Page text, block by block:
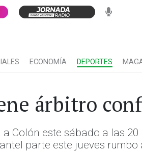
ECONOMÍA DEPORTES
árbitro
Colón este sábado a las
parte este jueves